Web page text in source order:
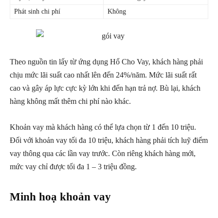
Phát sinh chi phí
Không
Theo nguồn tin lấy từ ứng dụng Hổ Cho Vay, khách hàng phải
chịu mức lãi suất cao nhất lên đến 24%/năm. Mức lãi suất rất
cao và gây áp lực cực kỳ lớn khi đến hạn trả nợ. Bù lại, khách
hàng không mất thêm chi phí nào khác.
Khoản vay mà khách hàng có thể lựa chọn từ 1 đến 10 triệu.
Đối với khoản vay tối đa 10 triệu, khách hàng phải tích luỹ điểm
vay thông qua các lần vay trước. Còn riêng khách hàng mới,
mức vay chỉ được tối đa 1 – 3 triệu đồng.
Minh hoạ khoản vay